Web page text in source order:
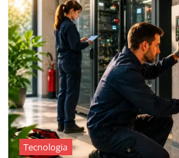
Tecnologia